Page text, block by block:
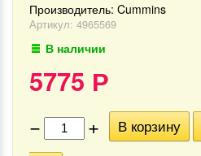
Производитель: Cummins
Артикул: 4965569
В наличии
5775 Р
−
+ В корзину